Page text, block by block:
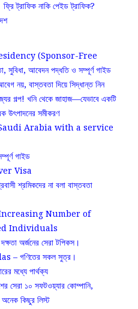
ট্রাফিক নাকি পেইড ট্রাফিক?
(Sponsor-Free
আবেদন পদ্ধতি ও সম্পূর্ণ গাইড
নয়, বাস্তবতা দিয়ে সিদ্ধান্ত নিন
গল্প! খনি থেকে জাহাজ—যেভাবে একটি
উৎপাদনের সমীকরণ
Arabia with a service
গাইড
Visa
শ্রমিকদের না বলা বাস্তবতা
Number of
Individuals
অর্জনের সেরা টপিকস।
গণিতের সকল সুত্র।
মধ্যে পার্থক্য
সেরা ১০ সফটওয়্যার কোম্পানি,
কিছুর লিস্ট